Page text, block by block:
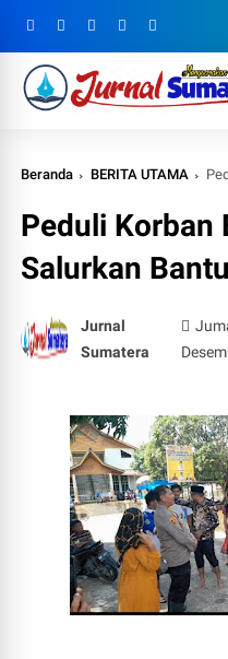
Beranda BERITA UTAMA
Peduli Korban
Salurkan
Jurnal
Sumatera